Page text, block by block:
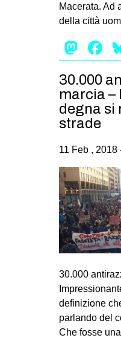
Macerata. Ad
della città
30.000
marcia –
degna si
strade
11 Feb , 2018
30.000
definizione
parlando del
Che fosse